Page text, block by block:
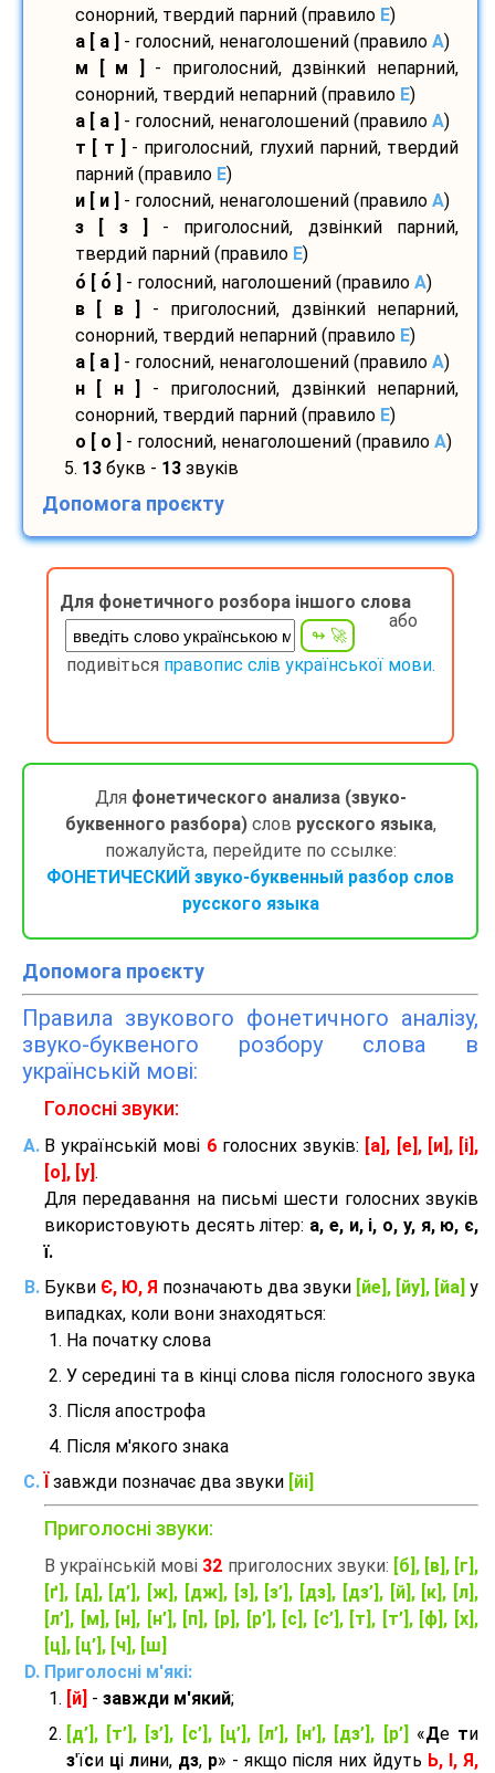
сонорний, твердий парний (правило E)
а [ а ]
- голосний, ненаголошений (правило A)
м [ м ]
- приголосний, дзвінкий непарний,
сонорний, твердий непарний (правило E)
а [ а ]
- голосний, ненаголошений (правило A)
т [ т ]
- приголосний, глухий парний, твердий
парний (правило E)
и [ и ]
- голосний, ненаголошений (правило A)
з [ з ]
- приголосний, дзвінкий парний,
твердий парний (правило E)
о [ о - голосний, наголошений (правило A)
в [ в ]
- приголосний, дзвінкий непарний,
сонорний, твердий непарний (правило E)
а [ а ]
- голосний, ненаголошений (правило A)
н [ н ]
- приголосний, дзвінкий непарний,
сонорний, твердий парний (правило E)
о [ о ]
- голосний, ненаголошений (правило A)
5. 13 букв - 13 звуків
Допомога проєкту
Для фонетичного розбора іншого слова
або
подивіться правопис слів української мови.
Для фонетического анализа (звуко-
буквенного разбора)слов русского языка,
пожалуйста, перейдите по ссылке:
ФОНЕТИЧЕСКИЙ звуко-буквенный разбор слов
русского языка
Допомога проєкту
Правила звукового фонетичного аналізу,
звуко-буквеного розбору слова в
українській мові:
Голосні звуки:
В українській мові 6голосних звуків:
[а], [е], [и], [і],
[о], [у] .
Для передавання на письмі шести голосних звуків
використовують десять літер: а, е, и, і, о, у, я, ю, є,
ї.
Букви Є, Ю, Я позначають два звуки [йе], [йу], [йа] у
випадках, коли вони знаходяться:
На початку слова
У середині та в кінці слова після голосного звука
Після апострофа
Після м'якого знака
завжди позначає два звуки [йі]
Приголосні звуки:
В українській мові 32 приголосних звуки: [б], [в], [г],
[ґ], [д], [д’], [ж], [дж], [з], [з’], [дз], [дз’], [й], [к], [л],
[л’], [м], [н], [н’], [п], [р], [р’], [с], [с’], [т], [т’], [ф], [х],
[ц], [ц’], [ч], [ш]
Приголосні м'які:
[й] - завжди м'який;
[д’], [т’], [з’], [с’], [ц’], [л’], [н’], [дз’], [р’]
«Де ти
з'їси ці лини, дз, р» - якщо після них йдуть Ь, І, Я,